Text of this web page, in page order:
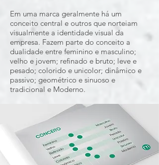
Em uma marca geralmente há um
conceito central e outros que norteiam
visualmente a identidade visual da
empresa. Fazem parte do conceito a
dualidade entre feminino e masculino;
velho e jovem; refinado e bruto; leve e
pesado; colorido e unicolor; dinâmico e
passivo; geométrico e sinuoso e
tradicional e Moderno.